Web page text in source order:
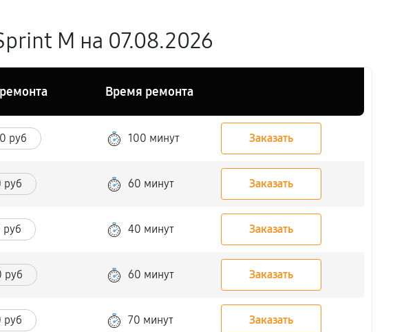
M на 07.08.2026
Время ремонта
руб 100 минут Заказать
руб 60 минут Заказать
руб 40 минут Заказать
руб 60 минут Заказать
руб 70 минут Заказать